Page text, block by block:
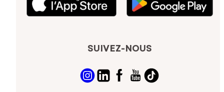
SUIVEZ-NOUS